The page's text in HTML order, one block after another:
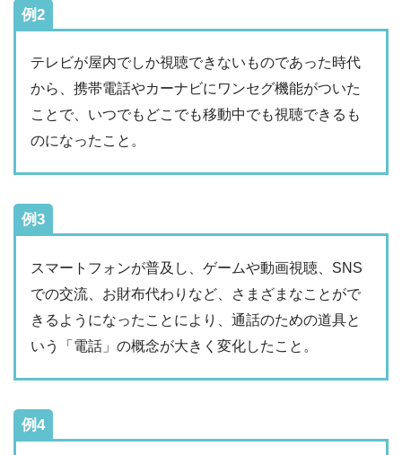
例2
テレビが屋内でしか視聴できないものであった時代
から、携帯電話やカーナビにワンセグ機能がついた
ことで、いつでもどこでも移動中でも視聴できるも
のになったこと。
例3
スマートフォンが普及し、ゲームや動画視聴、SNS
での交流、お財布代わりなど、さまざまなことがで
きるようになったことにより、通話のための道具と
いう「電話」の概念が大きく変化したこと。
例4